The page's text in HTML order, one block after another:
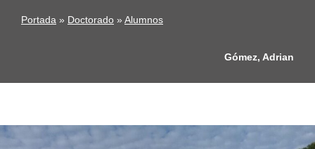
Portada » Doctorado » Alumnos
Gómez, Adrian